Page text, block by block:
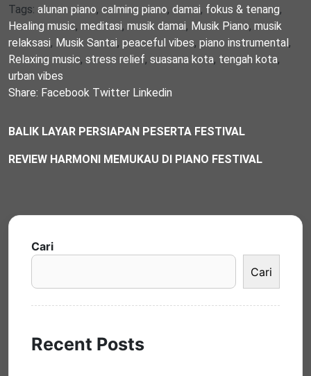
Tags: alunan piano, calming piano, damai, fokus & tenang,
Healing music, meditasi, musik damai, Musik Piano, musik
relaksasi, Musik Santai, peaceful vibes, piano instrumental ,
Relaxing music, stress relief, suasana kota, tengah kota,
urban vibes
Share: Facebook Twitter Linkedin
BALIK LAYAR PERSIAPAN PESERTA FESTIVAL
REVIEW HARMONI MEMUKAU DI PIANO FESTIVAL
Cari
Cari
Recent Posts